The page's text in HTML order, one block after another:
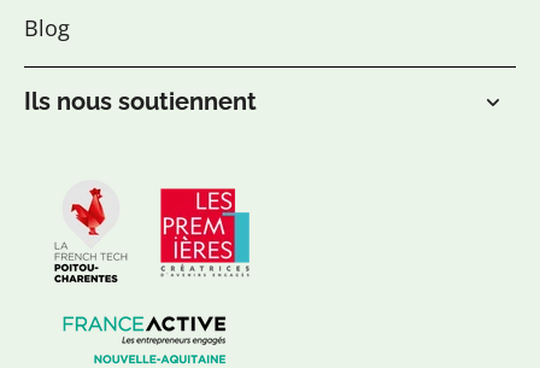
Blog
Ils nous soutiennent